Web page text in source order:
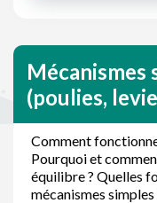
Mécanismes
(poulies,
Comment
Pourquoi et
équilibre ? Quelles
mécanismes